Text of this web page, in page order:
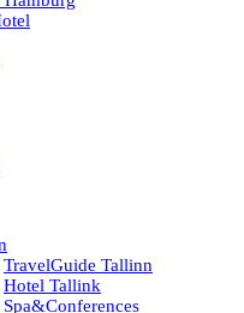
TravelGuide Tallinn
Hotel Tallink
Spa&Conferences